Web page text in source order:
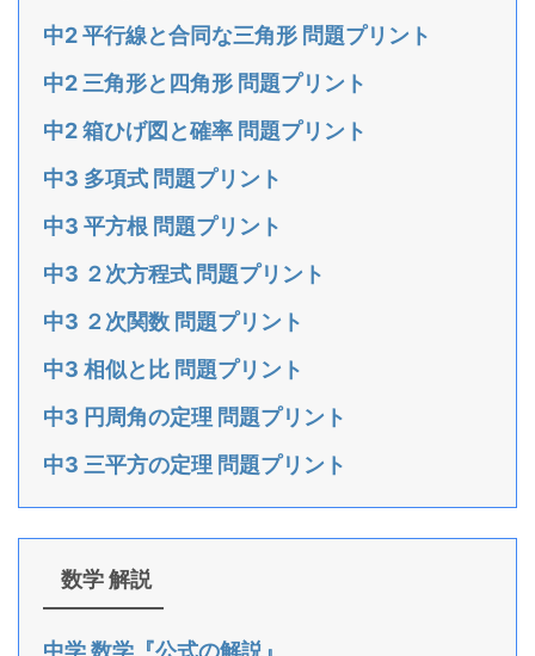
中2 平行線と合同な三角形 問題プリント
中2 三角形と四角形 問題プリント
中2 箱ひげ図と確率 問題プリント
中3 多項式 問題プリント
中3 平方根 問題プリント
中3 ２次方程式 問題プリント
中3 ２次関数 問題プリント
中3 相似と比 問題プリント
中3 円周角の定理 問題プリント
中3 三平方の定理 問題プリント
数学 解説